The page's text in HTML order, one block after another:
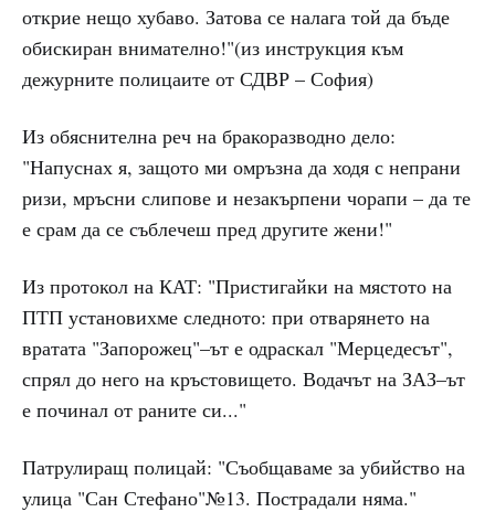
открие нещо хубаво. Затова се налага той да бъде
обискиран внимателно!"(из инструкция към
дежурните полицаите от СДВР – София)
Из обяснителна реч на бракоразводно дело:
"Напуснах я, защото ми омръзна да ходя с непрани
ризи, мръсни слипове и незакърпени чорапи – да те
е срам да се съблечеш пред другите жени!"
Из протокол на КАТ: "Пристигайки на мястото на
ПТП установихме следното: при отварянето на
вратата "Запорожец"–ът е одраскал "Мерцедесът",
спрял до него на кръстовището. Водачът на ЗАЗ–ът
е починал от раните си..."
Патрулиращ полицай: "Съобщаваме за убийство на
улица "Сан Стефано"№13. Пострадали няма."